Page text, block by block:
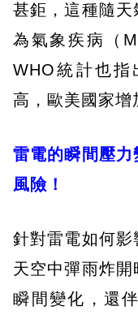
甚鉅，這種隨天
為氣象疾病（
WHO統計也
高，歐美國家增
雷電的瞬間壓
風險！
針對雷電如何
天空中彈雨炸開
瞬間變化，還